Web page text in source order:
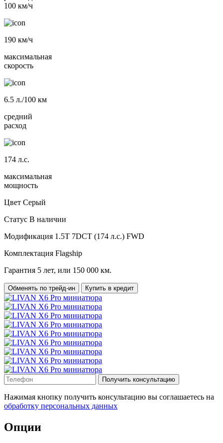
100 км/ч
190 км/ч
максимальная
скорость
6.5 л./100 км
средний
расход
174 л.с.
максимальная
мощность
Цвет Серый
Статус В наличии
Модификация 1.5T 7DCT (174 л.с.) FWD
Комплектация Flagship
Гарантия 5 лет, или 150 000 км.
Обменять по трейд-ин Купить в кредит
Получить консультацию
Нажимая кнопку получить консультацию вы соглашаетесь на
обработку персональных данных
Опции